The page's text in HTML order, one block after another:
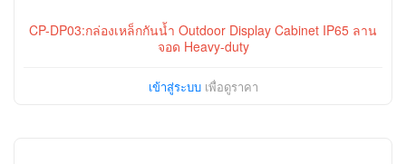
CP-DP03:กล่องเหล็กกันน้ำ Outdoor Display Cabinet IP65 ลาน
จอด Heavy-duty
เข้าสู่ระบบเพื่อดูราคา